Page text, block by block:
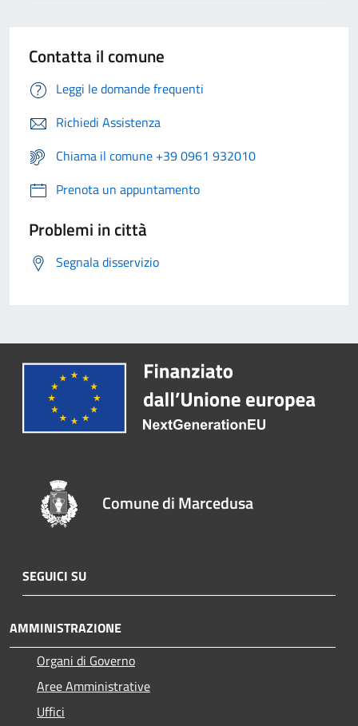
Contatta il comune
Leggi le domande frequenti
Richiedi Assistenza
Chiama il comune +39 0961 932010
Prenota un appuntamento
Problemi in città
Segnala disservizio
Comune di Marcedusa
SEGUICI SU
AMMINISTRAZIONE
Organi di Governo
Aree Amministrative
Uffici